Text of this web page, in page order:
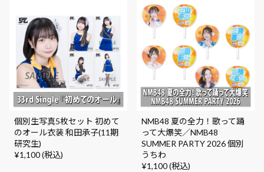
個別生写真5枚セット 初めて
のオール衣装 和田承子(11期
研究生)
¥1,100 (税込)
NMB48 夏の全力！歌って踊
って大爆笑／NMB48
SUMMER PARTY 2026 個別
うちわ
¥1,100 (税込)